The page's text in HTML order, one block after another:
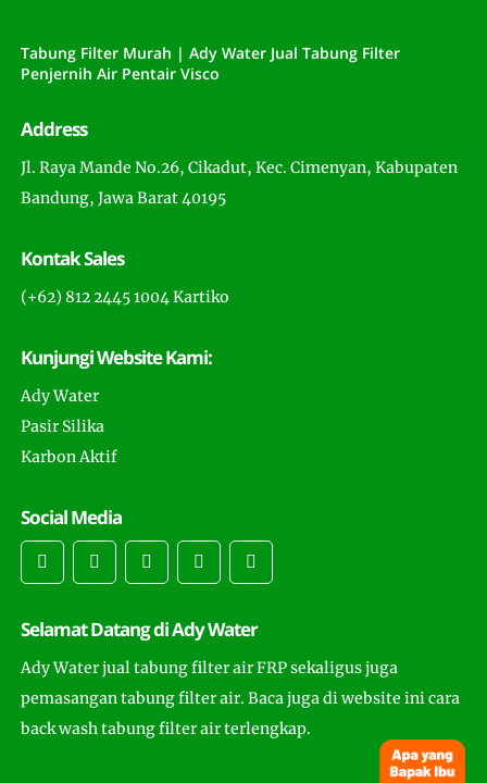
Tabung Filter Murah | Ady Water Jual Tabung Filter
Penjernih Air Pentair Visco
Address
Jl. Raya Mande No.26, Cikadut, Kec. Cimenyan, Kabupaten
Bandung, Jawa Barat 40195
Kontak Sales
(+62) 812 2445 1004 Kartiko
Kunjungi Website Kami:
Ady Water
Pasir Silika
Karbon Aktif
Social Media
Selamat Datang di Ady Water
Ady Water jual tabung filter air FRP sekaligus juga
pemasangan tabung filter air. Baca juga di website ini cara
back wash tabung filter air terlengkap.